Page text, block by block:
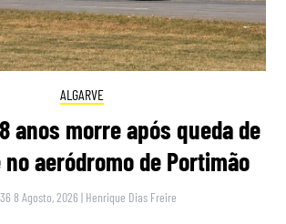
ALGARVE
anos morre após queda de
aeródromo de Portimão
8 Agosto, 2026 | Henrique Dias Freire